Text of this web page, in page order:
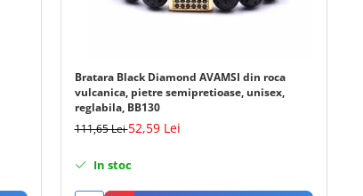
Bratara Black Diamond AVAMSI din roca
vulcanica, pietre semipretioase, unisex,
reglabila, BB130
111,65 Lei52,59 Lei
In stoc